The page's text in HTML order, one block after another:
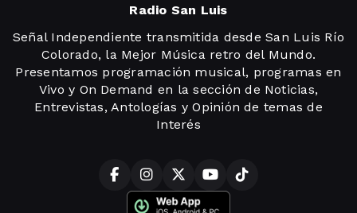
Radio San Luis
Señal Independiente transmitida desde San Luis Río
Colorado, la Mejor Música retro del Mundo.
Presentamos programación musical, programas en
Vivo y On Demand en la sección de Noticias,
Entrevistas, Antologías y Opinión de temas de
Interés